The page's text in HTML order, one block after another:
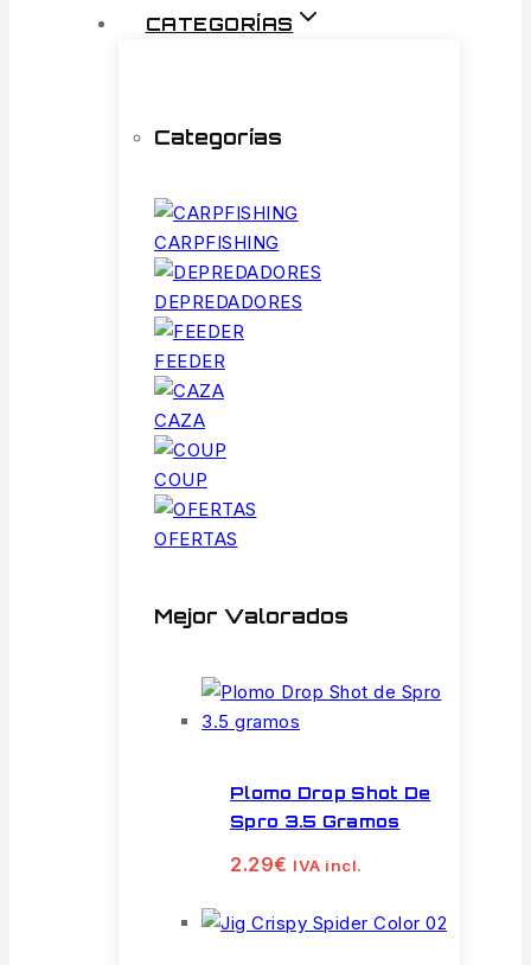
CATEGORÍAS
Categorías
CARPFISHING
DEPREDADORES
FEEDER
CAZA
COUP
OFERTAS
Mejor Valorados
Plomo Drop Shot De
Spro 3.5 Gramos
2.29€ IVA incl.